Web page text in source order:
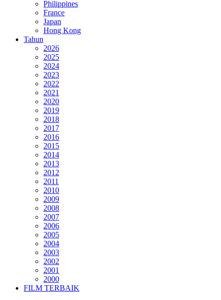
Philippines
France
Japan
Hong Kong
Tahun
2026
2025
2024
2023
2022
2021
2020
2019
2018
2017
2016
2015
2014
2013
2012
2011
2010
2009
2008
2007
2006
2005
2004
2003
2002
2001
2000
FILM TERBAIK